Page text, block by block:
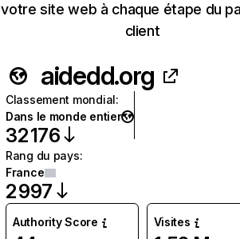
votre site web à chaque étape du
client
aidedd.org
Classement mondial:
Dans le monde entier
32 176
Rang du pays:
France
2 997
Authority Score Visites